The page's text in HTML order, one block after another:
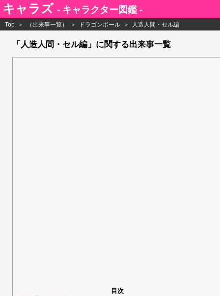
キャラズ - キャラクター図鑑 -
Top （出来事一覧） ドラゴンボール 人造人間・セル編
「人造人間・セル編」に関する出来事一覧
目次